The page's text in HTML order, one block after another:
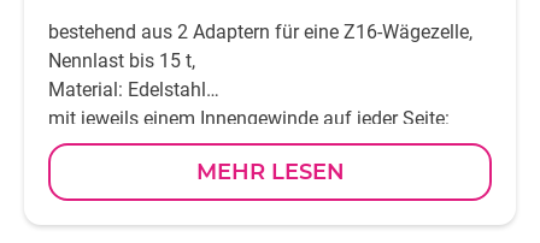
bestehend aus 2 Adaptern für eine Z16-Wägezelle,
Nennlast bis 15 t,
Material: Edelstahl
mit jeweils einem Innengewinde auf jeder Seite:
- M39 (zum Befestigen an einer Z16)
- M36x3 (zur Befestigung handelsüblicher Gewinde-
stangen oder ähnlichem)
MEHR LESEN